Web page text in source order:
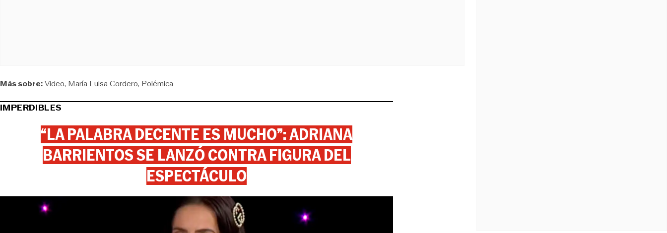
Más sobre:Video María Luisa Cordero Polémica
IMPERDIBLES
“LA PALABRA DECENTE ES MUCHO”: ADRIANA
BARRIENTOS SE LANZÓ CONTRA FIGURA DEL
ESPECTÁCULO